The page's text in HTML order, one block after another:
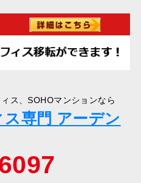
ス、SOHOマンションなら
専門 アーデン